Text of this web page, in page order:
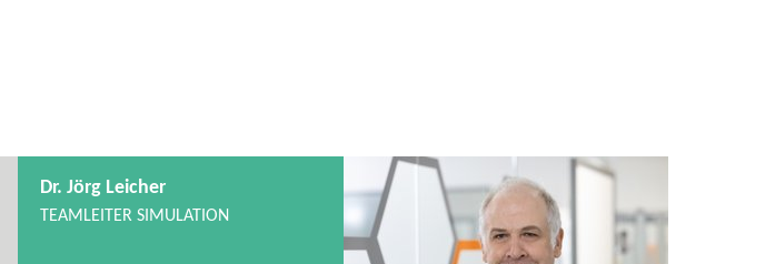
Dr. Jörg Leicher
TEAMLEITER SIMULATION